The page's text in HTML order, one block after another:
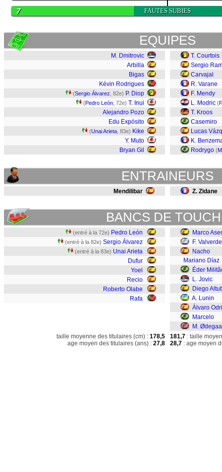
FAUTES SUBIES
7
EQUIPES
M. Dmitrovic
Arbilla
Bigas
Kévin Rodrigues
(Sergio Álvarez , 82e) P. Diop
(Pedro León , 72e) T. Inui
Alejandro Pozo
Edu Expósito
(Unai Arieta , 83e) Kike
Y. Muto
Bryan Gil
T. Courtois
Sergio
Carvajal
R. Varane
F. Mendy
L. Modric (
T. Kroos
Casemiro
Lucas
K.
Rodrygo (
ENTRAINEURS
Mendilibar Z. Zidane
BANCS DE
(entré à la 72e) Pedro León
(entré à la 82e) Sergio Álvarez
(entré à la 83e) Unai Arieta
Dufur
Yoel
Recio
Roberto Olabe
Rafa
Marco
F. Valverde
Nacho
Mariano Díaz
Éder
L. Jovic
Diego
A. Lunin
Álvaro
Marcelo
M.
taille moyenne des titulaires (cm) : 178,5
age moyen des titulaires (ans) : 27,8
181,7 : taille
28,7 : age moyen